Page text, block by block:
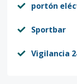
portón
Sportbar
Vigilancia